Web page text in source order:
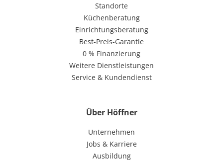
Standorte
Küchenberatung
Einrichtungsberatung
Best-Preis-Garantie
0 % Finanzierung
Weitere Dienstleistungen
Service & Kundendienst
Über Höffner
Unternehmen
Jobs & Karriere
Ausbildung